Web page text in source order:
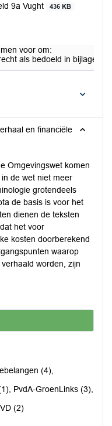
9a Vught 436 KB
voor om:
als bedoeld in bijlage 1
en financiële
Omgevingswet komen
de wet niet meer
grotendeels
de basis is voor het
dienen de teksten
het voor
kosten doorberekend
waarop
worden, zijn
(4),
PvdA-GroenLinks (3),
(2)